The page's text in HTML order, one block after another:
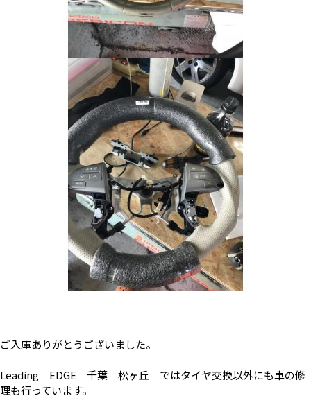
ご入庫ありがとうございました。
Leading EDGE 千葉 松ヶ丘 ではタイヤ交換以外にも車の修
理も行っています。